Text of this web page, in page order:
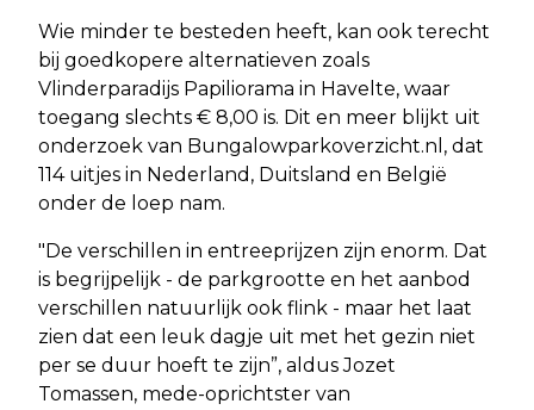
Wie minder te besteden heeft, kan ook terecht
bij goedkopere alternatieven zoals
Vlinderparadijs Papiliorama in Havelte, waar
toegang slechts € 8,00 is. Dit en meer blijkt uit
onderzoek van Bungalowparkoverzicht.nl, dat
114 uitjes in Nederland, Duitsland en België
onder de loep nam.
"De verschillen in entreeprijzen zijn enorm. Dat
is begrijpelijk - de parkgrootte en het aanbod
verschillen natuurlijk ook flink - maar het laat
zien dat een leuk dagje uit met het gezin niet
per se duur hoeft te zijn”, aldus Jozet
Tomassen, mede-oprichtster van